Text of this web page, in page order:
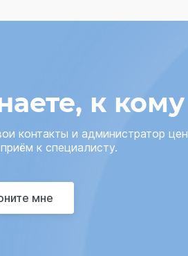
к
контакты и администратор
к специалисту.
мне